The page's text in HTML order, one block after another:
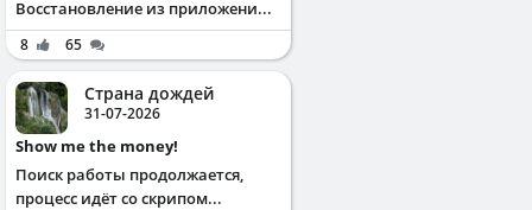
Восстановление из приложени...
8 65
Страна дождей
31-07-2026
Show me the money!
Поиск работы продолжается,
процесс идёт со скрипом...